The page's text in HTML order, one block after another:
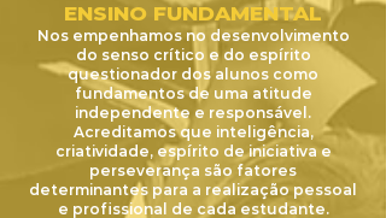
ENSINO FUNDAMENTAL
Nos empenhamos no desenvolvimento
do senso crítico e do espírito
questionador dos alunos como
fundamentos de uma atitude
independente e responsável.
Acreditamos que inteligência,
criatividade, espírito de iniciativa e
perseverança são fatores
determinantes para a realização pessoal
e profissional de cada estudante.